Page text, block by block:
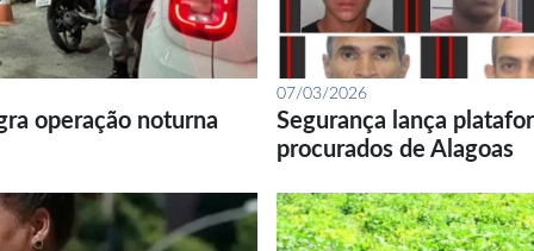
operação noturna
07/03/2026
Segurança lança
procurados de Alagoas